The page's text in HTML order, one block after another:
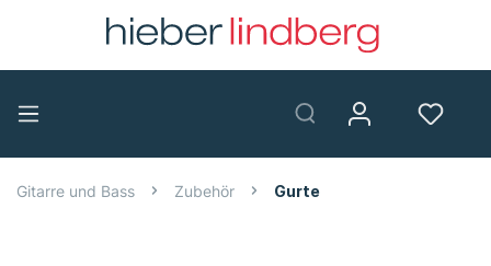
Gitarre und Bass Zubehör Gurte